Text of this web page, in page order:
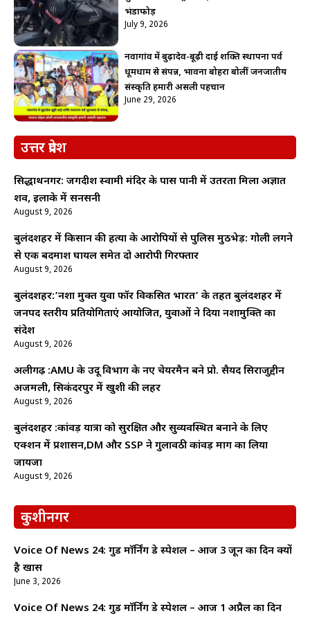
भंडाफोड़
July 9, 2026
नवागांव में बुढ़ादेव-बूढ़ी दाई शक्ति स्थापना पर्व
धूमधाम से संपन्न, भावना बोहरा बोलीं जनजातीय
संस्कृति हमारी असली पहचान
June 29, 2026
उत्तर प्रदेश
सिद्धार्थनगर: जगदीश स्वामी मंदिर के पास पानी में उतरता मिला अज्ञात
शव, इलाके में सनसनी
August 9, 2026
बुलंदशहर में किसान की हत्या के आरोपियों से पुलिस मुठभेड़: गोली लगने
से एक बदमाश घायल समेत दो आरोपी गिरफ्तार
August 9, 2026
बुलंदशहर:’नशा मुक्त युवा फॉर विकसित भारत’ के तहत बुलंदशहर में
जनपद स्तरीय प्रतियोगिताएं आयोजित, युवाओं ने दिया नशामुक्ति का
संदेश
August 9, 2026
अलीगढ़ :AMU के उर्दू विभाग के नए चेयरमैन बने प्रो. सैयद सिराजुद्दीन
अजमली, सिकंदरपुर में खुशी की लहर
August 9, 2026
बुलंदशहर :कांवड़ यात्रा को सुरक्षित और सुव्यवस्थित बनाने के लिए
एक्शन में प्रशासन,DM और SSP ने गुलावठी कांवड़ मार्ग का लिया
जायजा
August 9, 2026
कुशीनगर
Voice Of News 24: गुड माॅर्निंग डे स्पेशल – आज 3 जून का दिन क्यों
है खास
June 3, 2026
Voice Of News 24: गुड माॅर्निंग डे स्पेशल – आज 1 अप्रैल का दिन